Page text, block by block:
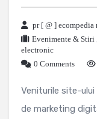
pr [ @ ] ecompedia
Evenimente & Stiri
electronic
0 Comments
Veniturile site-
de marketing